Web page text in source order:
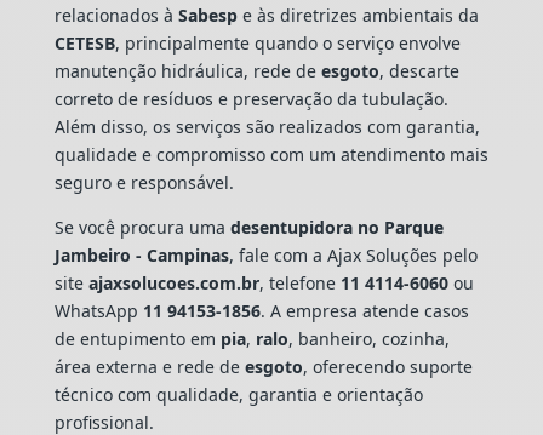
relacionados à Sabespe às diretrizes ambientais da
CETESB, principalmente quando o serviço envolve
manutenção hidráulica, rede de esgoto, descarte
correto de resíduos e preservação da tubulação.
Além disso, os serviços são realizados com garantia,
qualidade e compromisso com um atendimento mais
seguro e responsável.
Se você procura uma desentupidora no Parque
Jambeiro - Campinas, fale com a Ajax Soluções pelo
site ajaxsolucoes.com.br, telefone 11 4114-6060ou
WhatsApp 11 94153-1856. A empresa atende casos
de entupimento em pia, ralo, banheiro, cozinha,
área externa e rede de esgoto, oferecendo suporte
técnico com qualidade, garantia e orientação
profissional.